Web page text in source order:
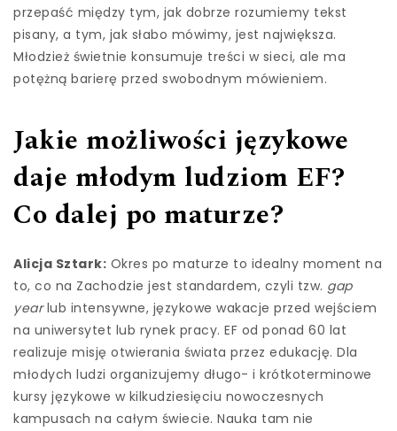
przepaść między tym, jak dobrze rozumiemy tekst
pisany, a tym, jak słabo mówimy, jest największa.
Młodzież świetnie konsumuje treści w sieci, ale ma
potężną barierę przed swobodnym mówieniem.
Jakie możliwości językowe
daje młodym ludziom EF?
Co dalej po maturze?
Alicja Sztark: Okres po maturze to idealny moment na
to, co na Zachodzie jest standardem, czyli tzw. gap
yearlub intensywne, językowe wakacje przed wejściem
na uniwersytet lub rynek pracy. EF od ponad 60 lat
realizuje misję otwierania świata przez edukację. Dla
młodych ludzi organizujemy długo- i krótkoterminowe
kursy językowe w kilkudziesięciu nowoczesnych
kampusach na całym świecie. Nauka tam nie